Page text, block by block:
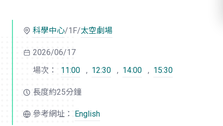
科學中心/1F/太空劇場
2026/06/17
場次：
11:00 , 12:30 , 14:00 , 15:30
長度約25分鐘
參考網址： English